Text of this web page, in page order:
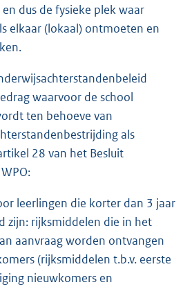
dus de fysieke plek waar
elkaar (lokaal) ontmoeten en
waarvoor de school
ten behoeve van
als
28 van het Besluit
leerlingen die korter dan 3 jaar
zijn: rijksmiddelen die in het
aanvraag worden ontvangen
(rijksmiddelen t.b.v. eerste
nieuwkomers en